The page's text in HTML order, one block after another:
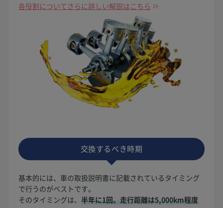
各役割についてさらに詳しい解説はこちら
交換するべき時期
基本的には、車の取扱説明書に記載されているタイミング
で行うのがベストです。
そのタイミングは、 半年に1回。走行距離は5,000km程度